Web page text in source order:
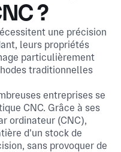
?
une précision
leurs propriétés
particulièrement
traditionnelles
entreprises se
CNC. Grâce à ses
ordinateur (CNC),
d'un stock de
sans provoquer de